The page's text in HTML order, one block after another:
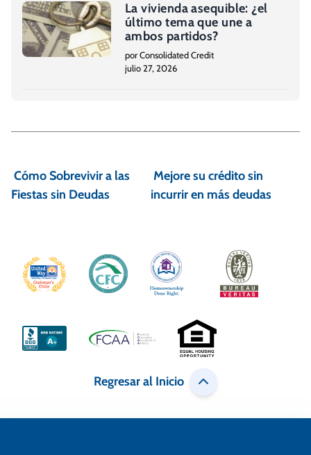
La vivienda asequible: ¿el
último tema que une a
ambos partidos?
por Consolidated Credit
julio 27, 2026
a
v
e
Cómo Sobrevivir a las
Fiestas sin Deudas
Mejore su crédito sin
incurrir en más deudas
Regresar al Inicio